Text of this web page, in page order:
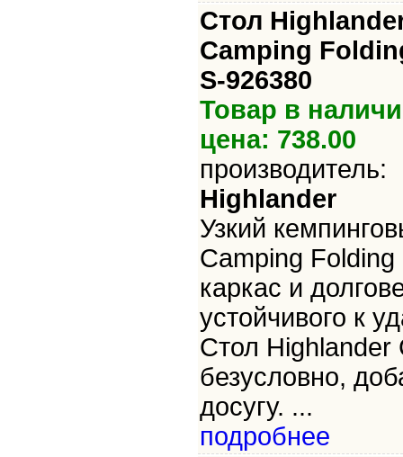
Стол
Camping
S-926380
Товар в
цена: 738.00
производитель:
Highlander
Узкий
Camping
каркас и
устойчивого к
Стол Highlander
безусловно,
досугу. ...
подробнее